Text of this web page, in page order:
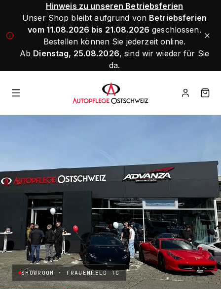
Hinweis zu unseren Betriebsferien
Unser Shop bleibt aufgrund von Betriebsferien
vom 11.08.2026 bis 21.08.2026 geschlossen.
Bestellen können Sie jederzeit online.
Ab Dienstag, 25.08.2026, sind wir wieder für Sie
da.
SHOWROOM · FRAUENFELD TG